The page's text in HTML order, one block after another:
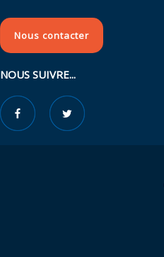
Nous contacter
NOUS SUIVRE...